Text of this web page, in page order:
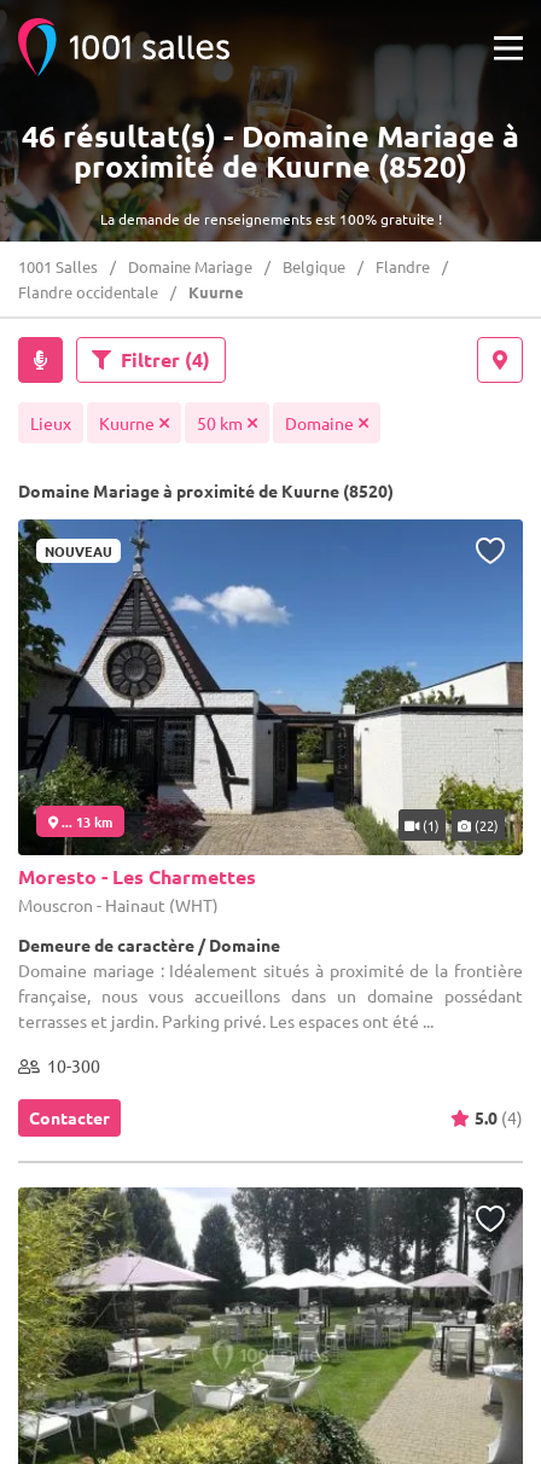
La demande de renseignements est 100% gratuite !
46 résultat(s) - Domaine Mariage à
proximité de Kuurne (8520)
1001 Salles Domaine Mariage Belgique
Flandre
Flandre occidentale
Kuurne
Filtrer (4)
Lieux Kuurne 50 km Domaine
Domaine Mariage à proximité de Kuurne (8520)
NOUVEAU
... 13 km (1) (22)
Moresto - Les Charmettes
Mouscron - Hainaut (WHT)
Demeure de caractère / Domaine
Domaine mariage : Idéalement situés à proximité de la frontière
française, nous vous accueillons dans un domaine possédant
terrasses et jardin. Parking privé. Les espaces ont été ...
10-300
Contacter 5.0 (4)